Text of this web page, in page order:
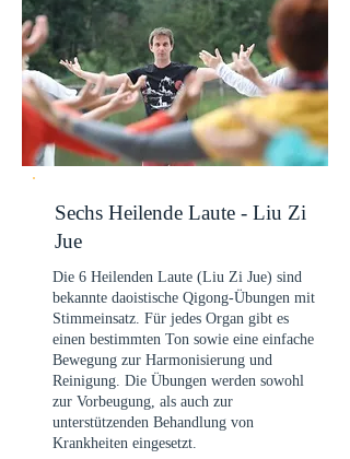
Sechs Heilende Laute - Liu Zi
Jue
Die 6 Heilenden Laute (Liu Zi Jue) sind
bekannte daoistische Qigong-Übungen mit
Stimmeinsatz. Für jedes Organ gibt es
einen bestimmten Ton sowie eine einfache
Bewegung zur Harmonisierung und
Reinigung. Die Übungen werden sowohl
zur Vorbeugung, als auch zur
unterstützenden Behandlung von
Krankheiten eingesetzt.